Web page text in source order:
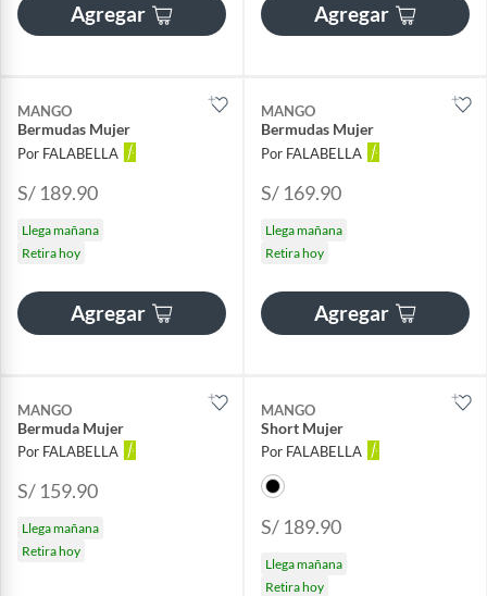
Agregar Agregar
MANGO
Bermudas Mujer
Por FALABELLA
S/ 189.90
Llega mañana
Retira hoy
Agregar
MANGO
Bermudas Mujer
Por FALABELLA
S/ 169.90
Llega mañana
Retira hoy
Agregar
MANGO
Bermuda Mujer
Por FALABELLA
S/ 159.90
Llega mañana
Retira hoy
MANGO
Short Mujer
Por FALABELLA
S/ 189.90
Llega mañana
Retira hoy